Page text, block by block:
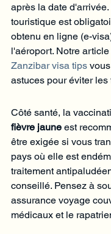
après la date
touristique est
obtenu en ligne (e-
l'aéroport. Notre
Zanzibar visa tips
astuces pour éviter les
Côté santé, la
fièvre jaune est
être exigée si vous
pays où elle est
traitement
conseillé. Pensez à
assurance voyage
médicaux et le